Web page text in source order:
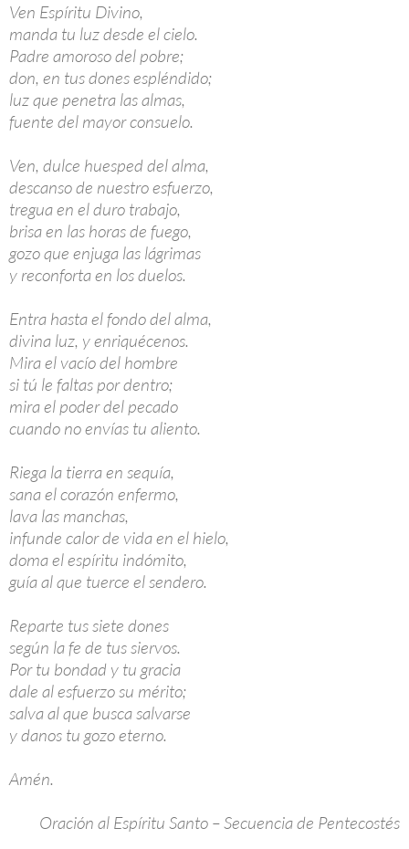
Ven Espíritu Divino,
manda tu luz desde el cielo.
Padre amoroso del pobre;
don, en tus dones espléndido;
luz que penetra las almas,
fuente del mayor consuelo.
Ven, dulce huesped del alma,
descanso de nuestro esfuerzo,
tregua en el duro trabajo,
brisa en las horas de fuego,
gozo que enjuga las lágrimas
y reconforta en los duelos.
Entra hasta el fondo del alma,
divina luz, y enriquécenos.
Mira el vacío del hombre
si tú le faltas por dentro;
mira el poder del pecado
cuando no envías tu aliento.
Riega la tierra en sequía,
sana el corazón enfermo,
lava las manchas,
infunde calor de vida en el hielo,
doma el espíritu indómito,
guía al que tuerce el sendero.
Reparte tus siete dones
según la fe de tus siervos.
Por tu bondad y tu gracia
dale al esfuerzo su mérito;
salva al que busca salvarse
y danos tu gozo eterno.
Amén.
Oración al Espíritu Santo – Secuencia de Pentecostés